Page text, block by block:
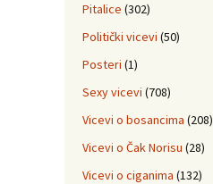
Pitalice (302)
Politički vicevi (50)
Posteri (1)
Sexy vicevi (708)
Vicevi o bosancima (208)
Vicevi o Čak Norisu (28)
Vicevi o ciganima (132)